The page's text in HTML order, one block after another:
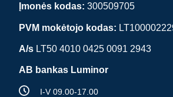
Įmonės kodas: 300509705
PVM mokėtojo kodas:
A/s LT50 4010 0425 0091 2943
AB bankas Luminor
I-V 09.00-17.00